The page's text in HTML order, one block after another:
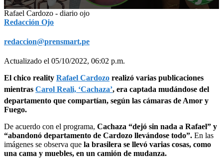
0
seconds
of
seconds
Rafael Cardozo - diario ojo
Redacción Ojo
redaccion@prensmart.pe
Actualizado el 05/10/2022, 06:02 p.m.
El chico reality Rafael Cardozo realizó varias publicaciones
mientras Carol Reali, ‘Cachaza’, era captada mudándose del
departamento que compartían, según las cámaras de Amor y
Fuego.
De acuerdo con el programa, Cachaza “dejó sin nada a Rafael” y
“abandonó departamento de Cardozo llevándose todo”. En las
imágenes se observa que la brasilera se llevó varias cosas, como
una cama y muebles, en un camión de mudanza.